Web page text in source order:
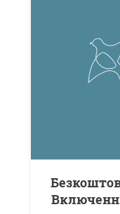
Безкоштовні перекази в Україну.